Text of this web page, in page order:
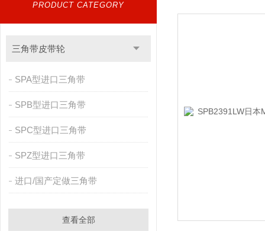
PRODUCT CATEGORY
三角带皮带轮
SPA型进口三角带
SPB型进口三角带
SPC型进口三角带
SPZ型进口三角带
进口/国产定做三角带
查看全部